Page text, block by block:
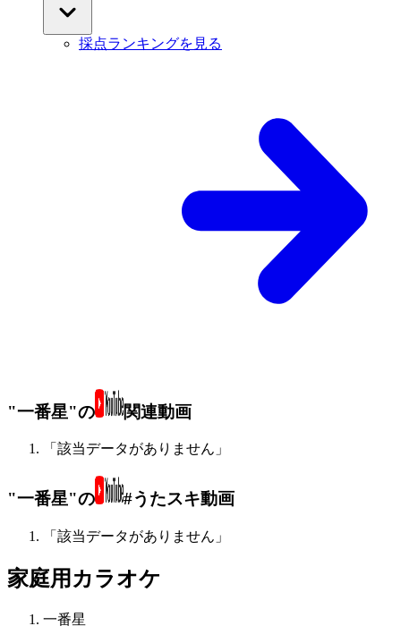
採点ランキングを見る
"一番星"の 関連動画
「該当データがありません」
"一番星"の #うたスキ動画
「該当データがありません」
家庭用カラオケ
一番星